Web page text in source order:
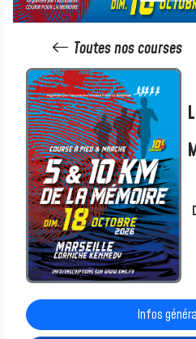
Toutes nos courses
Infos